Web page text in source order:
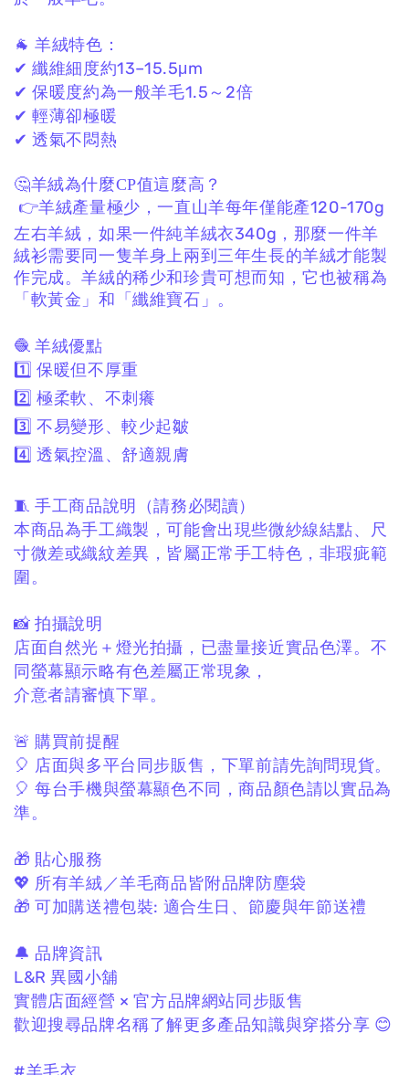
🐐 羊絨特色：
✔ 纖維細度約13–15.5μm
✔ 保暖度約為一般羊毛1.5～2倍
✔ 輕薄卻極暖
✔ 透氣不悶熱
🤔羊絨為什麼CP值這麼高？
👉羊絨產量極少，一直山羊每年僅能產120-170g
左右羊絨，如果一件純羊絨衣340g，那麼一件羊
絨衫需要同一隻羊身上兩到三年生長的羊絨才能製
作完成。羊絨的稀少和珍貴可想而知，它也被稱為
「軟黃金」和「纖維寶石」。
🧶 羊絨優點
1️⃣ 保暖但不厚重
2️⃣ 極柔軟、不刺癢
3️⃣ 不易變形、較少起皺
4️⃣ 透氣控溫、舒適親膚
🧵 手工商品說明（請務必閱讀）
本商品為手工織製，可能會出現些微紗線結點、
尺
寸微差或織紋差異， 皆屬正常手工特色，非瑕疵範
圍。
📸 拍攝說明
店面自然光＋燈光拍攝， 已盡量接近實品色澤。 不
同螢幕顯示略有色差屬正常現象，
介意者請審慎下單。
🚨 購買前提醒
🎈 店面與多平台同步販售， 下單前請先詢問現貨。
🎈 每台手機與螢幕顯色不同，商品顏色請以實品為
準。
🎁 貼心服務
💖 所有羊絨／羊毛商品皆附品牌防塵袋
🎁 可加購送禮包裝: 適合生日、節慶與年節送禮
🔔 品牌資訊
L&R 異國小舖
實體店面經營 × 官方品牌網站同步販售
歡迎搜尋品牌名稱了解更多產品知識與穿搭分享 😊